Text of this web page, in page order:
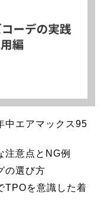
中エアマックス95
注意点とNG例
の選び方
TPOを意識した着